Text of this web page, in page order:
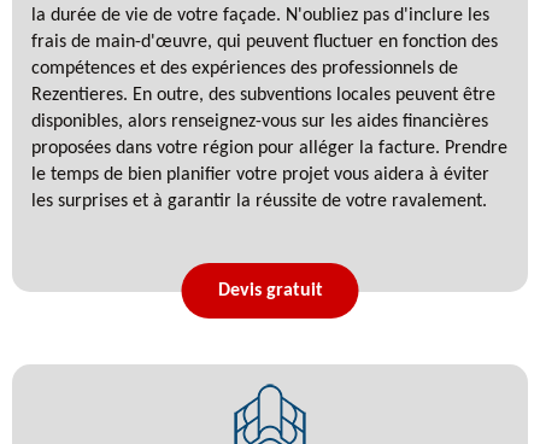
la durée de vie de votre façade. N'oubliez pas d'inclure les
frais de main-d'œuvre, qui peuvent fluctuer en fonction des
compétences et des expériences des professionnels de
Rezentieres. En outre, des subventions locales peuvent être
disponibles, alors renseignez-vous sur les aides financières
proposées dans votre région pour alléger la facture. Prendre
le temps de bien planifier votre projet vous aidera à éviter
les surprises et à garantir la réussite de votre ravalement.
Devis gratuit